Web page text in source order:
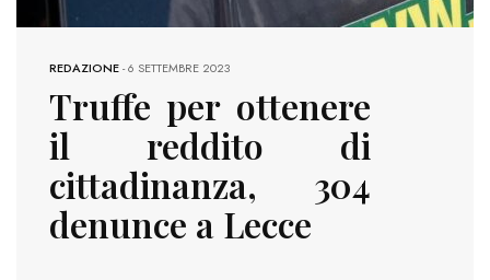
REDAZIONE-6 SETTEMBRE 2023
Truffe per ottenere
il reddito di
cittadinanza, 304
denunce a Lecce